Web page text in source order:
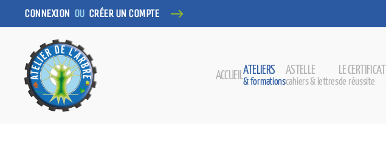
CONNEXION OU CRÉER UN COMPTE
ACCUEILATELIERS
& formations
ASTELLE
cahiers & lettres
LE CERTIFICAT
de réussite